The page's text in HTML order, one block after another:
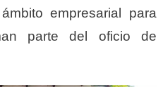
empresarial para
parte del oficio de